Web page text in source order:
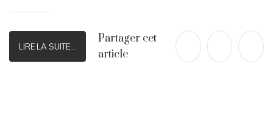
LIRE LA SUITE...
Partager cet
article